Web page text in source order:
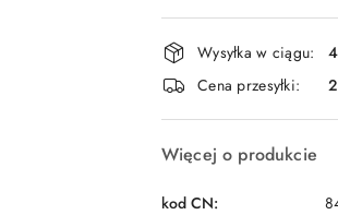
płatność
i
dostawa
Wysyłka w ciągu:
Cena przesyłki:
Więcej o produkcie
kod CN: